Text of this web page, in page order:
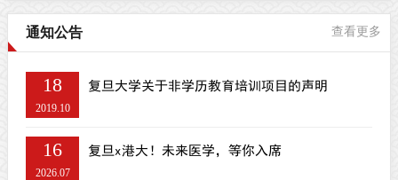
通知公告 查看更多
18
2019.10
复旦大学关于非学历教育培训项目的声明
16
2026.07
复旦x港大！未来医学，等你入席